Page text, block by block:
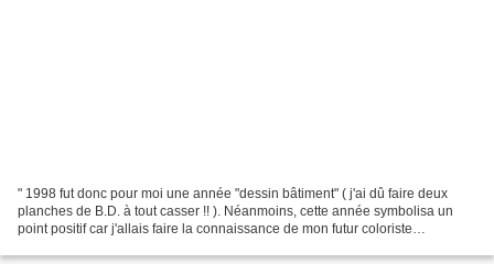
" 1998 fut donc pour moi une année "dessin bâtiment" ( j'ai dû faire deux
planches de B.D. à tout casser !! ). Néanmoins, cette année symbolisa un
point positif car j'allais faire la connaissance de mon futur coloriste